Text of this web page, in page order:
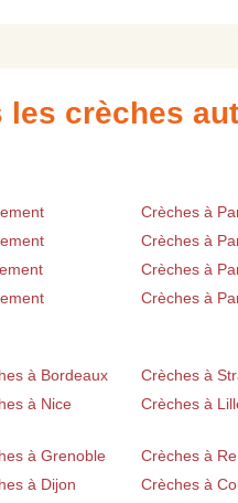
les crèches
Crèches à
Crèches à
Crèches à
Crèches à
à Bordeaux Crèches à
à Nice Crèches à
à Grenoble Crèches à
à Dijon Crèches à